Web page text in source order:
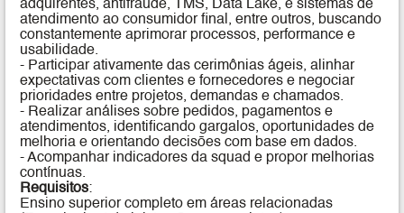
adquirentes, antifraude, TMS, Data Lake, e sistemas de
atendimento ao consumidor final, entre outros, buscando
constantemente aprimorar processos, performance e
usabilidade.
- Participar ativamente das cerimônias ágeis, alinhar
expectativas com clientes e fornecedores e negociar
prioridades entre projetos, demandas e chamados.
- Realizar análises sobre pedidos, pagamentos e
atendimentos, identificando gargalos, oportunidades de
melhoria e orientando decisões com base em dados.
- Acompanhar indicadores da squad e propor melhorias
contínuas.
Requisitos:
Ensino superior completo em áreas relacionadas